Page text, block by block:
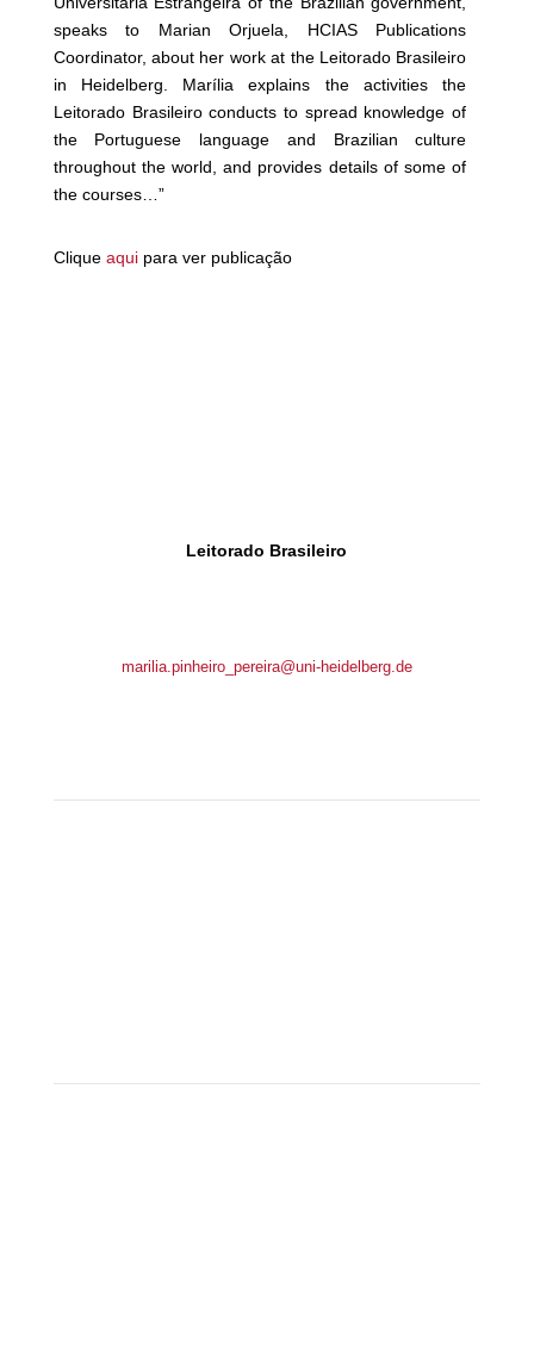
speaks to Marian Orjuela, HCIAS Publications
Coordinator, about her work at the Leitorado Brasileiro
in Heidelberg. Marília explains the activities the
Leitorado Brasileiro conducts to spread knowledge of
the Portuguese language and Brazilian culture
throughout the world, and provides details of some of
the courses…”
Clique aqui para ver publicação
Leitorado Brasileiro
marilia.pinheiro_pereira@uni-heidelberg.de